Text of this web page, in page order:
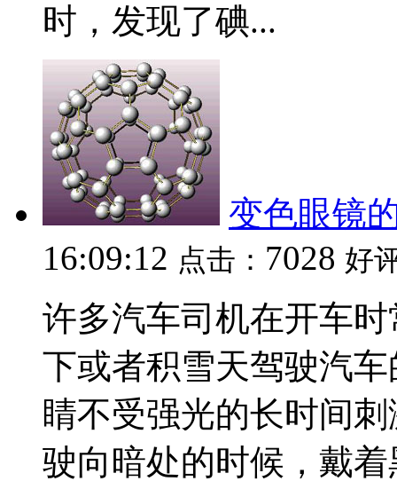
时，发现了碘...
变色眼镜
16:09:12 点击： 7028 好
许多汽车司机在开车
下或者积雪天驾驶汽
睛不受强光的长时间
驶向暗处的时候，戴